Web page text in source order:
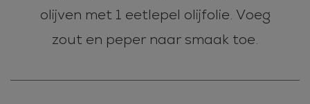
olijven met 1 eetlepel olijfolie. Voeg
zout en peper naar smaak toe.